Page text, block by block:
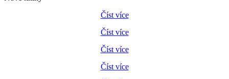
Číst více
Číst více
Číst více
Číst více